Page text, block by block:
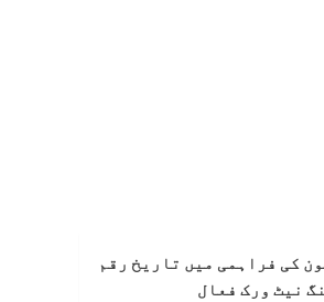
کی فراہمی میں تاریخ رقم
نیٹ ورک فعال